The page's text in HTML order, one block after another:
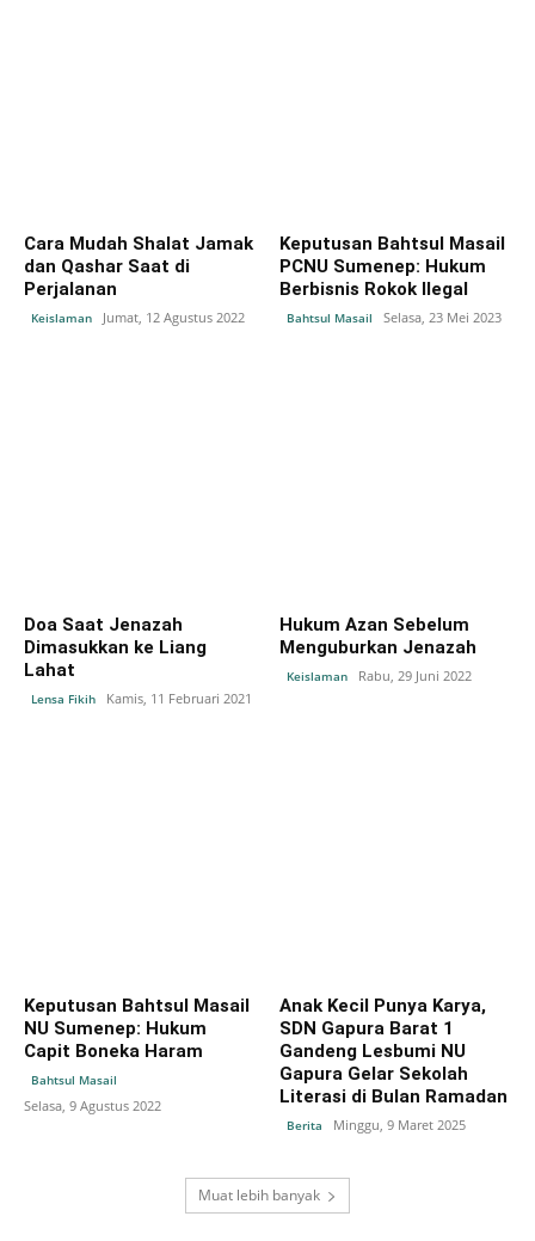
Cara Mudah Shalat Jamak
dan Qashar Saat di
Perjalanan
Keislaman Jumat, 12 Agustus 2022
Keputusan Bahtsul Masail
PCNU Sumenep: Hukum
Berbisnis Rokok Ilegal
Bahtsul Masail Selasa, 23 Mei 2023
Doa Saat Jenazah
Dimasukkan ke Liang
Lahat
Lensa Fikih Kamis, 11 Februari 2021
Hukum Azan Sebelum
Menguburkan Jenazah
Keislaman Rabu, 29 Juni 2022
Keputusan Bahtsul Masail
NU Sumenep: Hukum
Capit Boneka Haram
Bahtsul Masail
Selasa, 9 Agustus 2022
Anak Kecil Punya Karya,
SDN Gapura Barat 1
Gandeng Lesbumi NU
Gapura Gelar Sekolah
Literasi di Bulan Ramadan
Berita Minggu, 9 Maret 2025
Muat lebih banyak